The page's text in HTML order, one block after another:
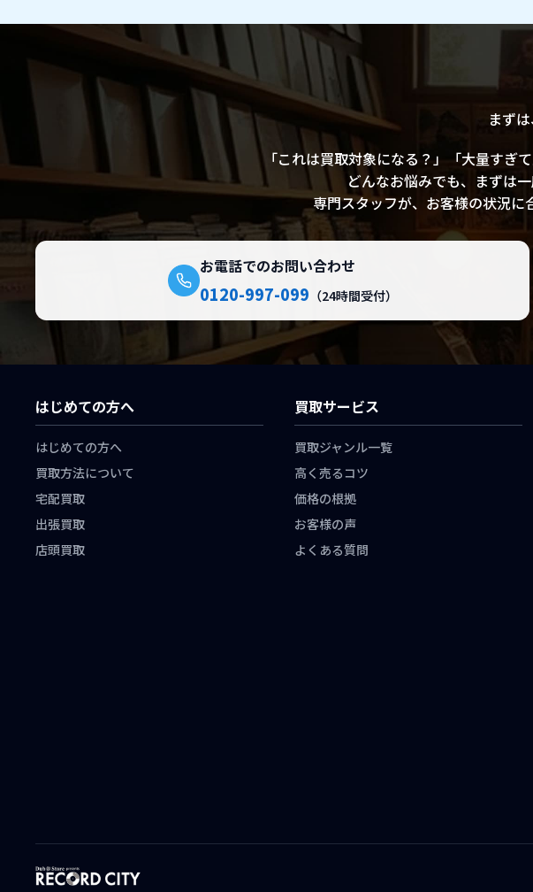
500枚程度を60000円
でした。 （古家 祥光
様・2022年 4月受付）
まず
「これは買取対象になる？」「大量すぎ
どんなお悩みでも、まずは
専門スタッフが、お客様の状況に
お電話でのお問い合わせ
0120-997-099 （24時間受付）
はじめての方へ
はじめての方へ
買取方法について
宅配買取
出張買取
店頭買取
買取サービス
買取ジャンル一覧
高く売るコツ
価格の根拠
お客様の声
よくある質問